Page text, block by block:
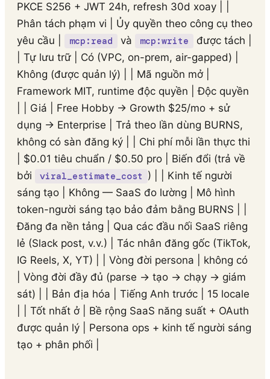
PKCE S256 + JWT 24h, refresh 30d xoay | |
Phân tách phạm vi | Ủy quyền theo công cụ theo
yêu cầu |
mcp:read và mcp:write
được tách |
| Tự lưu trữ | Có (VPC, on-prem, air-gapped) |
Không (được quản lý) | | Mã nguồn mở |
Framework MIT, runtime độc quyền | Độc quyền
| | Giá | Free Hobby → Growth $25/mo + sử
dụng → Enterprise | Trả theo lần dùng BURNS,
không có sàn đăng ký | | Chi phí mỗi lần thực thi
| $0.01 tiêu chuẩn / $0.50 pro | Biến đổi (trả về
bởi
viral_estimate_cost ) | | Kinh tế người
sáng tạo | Không — SaaS đo lường | Mô hình
token-người sáng tạo bảo đảm bằng BURNS | |
Đăng đa nền tảng | Qua các đầu nối SaaS riêng
lẻ (Slack post, v.v.) | Tác nhân đăng gốc (TikTok,
IG Reels, X, YT) | | Vòng đời persona | không có
| Vòng đời đầy đủ (parse → tạo → chạy → giám
sát) | | Bản địa hóa | Tiếng Anh trước | 15 locale
| | Tốt nhất ở | Bề rộng SaaS năng suất + OAuth
được quản lý | Persona ops + kinh tế người sáng
tạo + phân phối |